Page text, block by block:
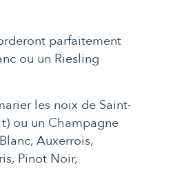
parfaitement
ou un Riesling
les noix de Saint-
ou un Champagne
Auxerrois,
Pinot Noir,